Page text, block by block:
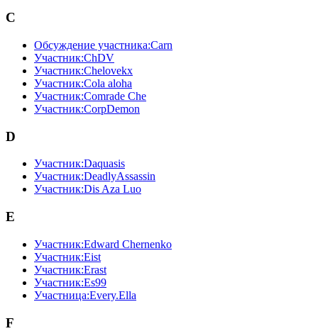
C
Обсуждение участника:Carn
Участник:ChDV
Участник:Chelovekx
Участник:Cola aloha
Участник:Comrade Che
Участник:CorpDemon
D
Участник:Daquasis
Участник:DeadlyAssassin
Участник:Dis Aza Luo
E
Участник:Edward Chernenko
Участник:Eist
Участник:Erast
Участник:Es99
Участница:Every.Ella
F